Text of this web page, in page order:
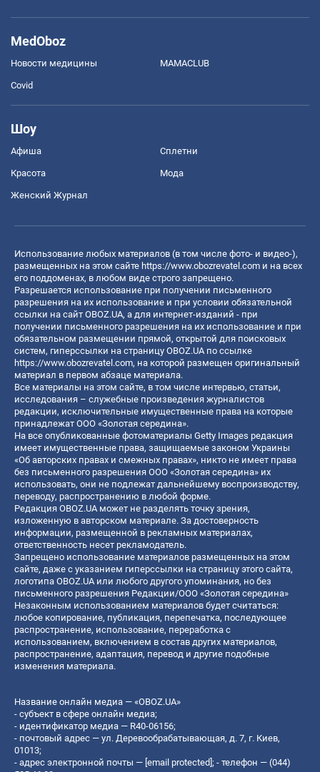
MedOboz
Новости медицины MAMACLUB
Covid
Шоу
Афиша Сплетни
Красота Мода
Женский Журнал
Использование любых материалов (в том числе фото- и видео-),
размещенных на этом сайте https://www.obozrevatel.com и на всех
его поддоменах, в любом виде строго запрещено.
Разрешается использование при получении письменного
разрешения на их использование и при условии обязательной
ссылки на сайт OBOZ.UA, а для интернет-изданий - при
получении письменного разрешения на их использование и при
обязательном размещении прямой, открытой для поисковых
систем, гиперссылки на страницу OBOZ.UA по ссылке
https://www.obozrevatel.com, на которой размещен оригинальный
материал в первом абзаце материала.
Все материалы на этом сайте, в том числе интервью, статьи,
исследования – служебные произведения журналистов
редакции, исключительные имущественные права на которые
принадлежат ООО «Золотая середина».
На все опубликованные фотоматериалы Getty Images редакция
имеет имущественные права, защищаемые законом Украины
«Об авторских правах и смежных правах», никто не имеет права
без письменного разрешения ООО «Золотая середина» их
использовать, они не подлежат дальнейшему воспроизводству,
переводу, распространению в любой форме.
Редакция OBOZ.UA может не разделять точку зрения,
изложенную в авторском материале. За достоверность
информации, размещенной в рекламных материалах,
ответственность несет рекламодатель.
Запрещено использование материалов размещенных на этом
сайте, даже с указанием гиперссылки на страницу этого сайта,
логотипа OBOZ.UA или любого другого упоминания, но без
письменного разрешения Редакции/ООО «Золотая середина»
Незаконным использованием материалов будет считаться:
любое копирование, публикация, перепечатка, последующее
распространение, использование, переработка с
использованием, включением в состав других материалов,
распространение, адаптация, перевод и другие подобные
изменения материала.
Название онлайн медиа — «OBOZ.UA»
- субъект в сфере онлайн медиа;
- идентификатор медиа — R40-06156;
- почтовый адрес — ул. Деревообрабатывающая, д. 7, г. Киев,
01013;
- адрес электронной почты — [email protected]; - телефон — (044)